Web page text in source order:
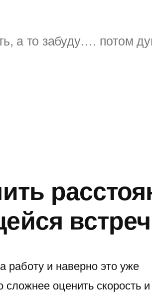
а то забуду…. потом
работу и наверно это уже
сложнее оценить скорость и